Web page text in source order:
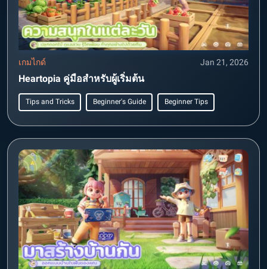
เกมไกด์ Jan 21, 2026
Heartopia คู่มือสำหรับผู้เริ่มต้น
Tips and Tricks Beginner's Guide Beginner Tips